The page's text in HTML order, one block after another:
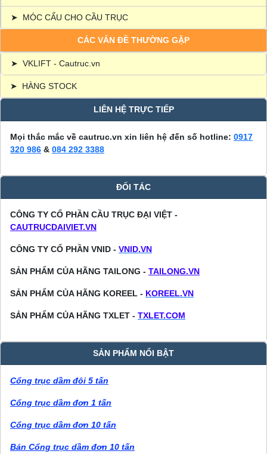
➤ MÓC CẨU CHO CẦU TRỤC
CÁC VẤN ĐỀ THƯỜNG GẶP
➤ VKLIFT - Cautruc.vn
➤ HÀNG STOCK
LIÊN HỆ TRỰC TIẾP
Mọi thắc mắc về cautruc.vn xin liên hệ đến số hotline: 0917
320 986 & 084 292 3388
ĐỐI TÁC
CÔNG TY CỔ PHẦN CẦU TRỤC ĐẠI VIỆT -
CAUTRUCDAIVIET.VN
CÔNG TY CỔ PHẦN VNID - VNID.VN
SẢN PHẨM CỦA HÃNG TAILONG - TAILONG.VN
SẢN PHẨM CỦA HÃNG KOREEL - KOREEL.VN
SẢN PHẨM CỦA HÃNG TXLET - TXLET.COM
SẢN PHẨM NỔI BẬT
Cổng trục dầm đôi 5 tấn
Cổng trục dầm đơn 1 tấn
Cổng trục dầm đơn 10 tấn
Bán Cổng trục dầm đơn 10 tấn